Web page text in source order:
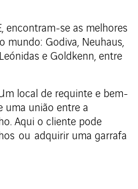
encontram-se as melhores
mundo: Godiva, Neuhaus,
e Goldkenn, entre
local de requinte e bem-
uma união entre a
Aqui o cliente pode
ou adquirir uma garrafa